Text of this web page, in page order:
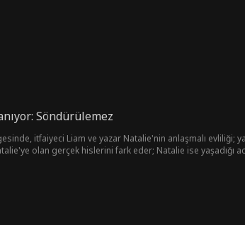
Söndürülemez
itfaiyeci Liam ve yazar Natalie'nin anlaşmalı evliliği;
olan gerçek hislerini fark eder; Natalie ise yaşadığı